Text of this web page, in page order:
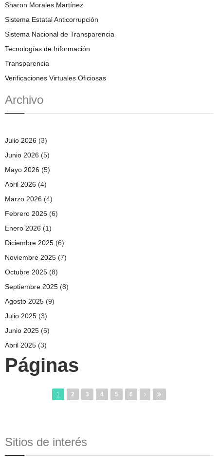
Sharon Morales Martínez
Sistema Estatal Anticorrupción
Sistema Nacional de Transparencia
Tecnologías de Información
Transparencia
Verificaciones Virtuales Oficiosas
Archivo
Julio 2026 (3)
Junio 2026 (5)
Mayo 2026 (5)
Abril 2026 (4)
Marzo 2026 (4)
Febrero 2026 (6)
Enero 2026 (1)
Diciembre 2025 (6)
Noviembre 2025 (7)
Octubre 2025 (8)
Septiembre 2025 (8)
Agosto 2025 (9)
Julio 2025 (3)
Junio 2025 (6)
Abril 2025 (3)
Páginas
1 2 3 4 5 6
Sitios de interés